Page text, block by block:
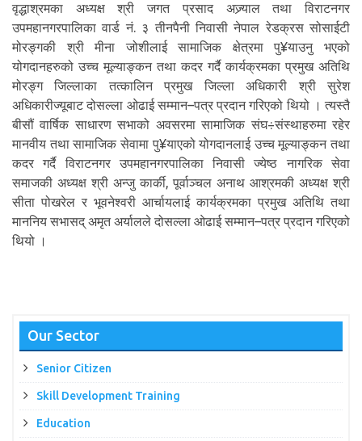
वृद्धाश्रमका अध्यक्ष श्री जगत प्रसाद अज्र्याल तथा विराटनगर
उपमहानगरपालिका वार्ड नं. ३ तीनपैनी निवासी नेपाल रेडक्रस सोसाईटी
मोरङ्गकी श्री मीना जोशीलाई सामाजिक क्षेत्रमा पु¥याउनु भएको
योगदानहरुको उच्च मूल्याङ्कन तथा कदर गर्दै कार्यक्रमका प्रमुख अतिथि
मोरङ्ग जिल्लाका तत्कालिन प्रमुख जिल्ला अधिकारी श्री सुरेश
अधिकारीज्यूबाट दोसल्ला ओढाई सम्मान–पत्र प्रदान गरिएको थियो । त्यस्तै
बीसौं वार्षिक साधारण सभाको अवसरमा सामाजिक संघ÷संस्थाहरुमा रहेर
मानवीय तथा सामाजिक सेवामा पु¥याएको योगदानलाई उच्च मूल्याङ्कन तथा
कदर गर्दै विराटनगर उपमहानगरपालिका निवासी ज्येष्ठ नागरिक सेवा
समाजकी अध्यक्ष श्री अन्जु कार्की, पूर्वाञ्चल अनाथ आश्रमकी अध्यक्ष श्री
सीता पोखरेल र भूवनेश्वरी आर्चायलाई कार्यक्रमका प्रमुख अतिथि तथा
माननिय सभासद् अमृत अर्यालले दोसल्ला ओढाई सम्मान–पत्र प्रदान गरिएको
थियो ।
Our Sector
Senior Citizen
Skill Development Training
Education